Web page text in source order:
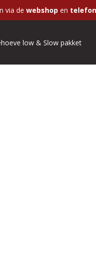
via de webshop en
low & Slow pakket